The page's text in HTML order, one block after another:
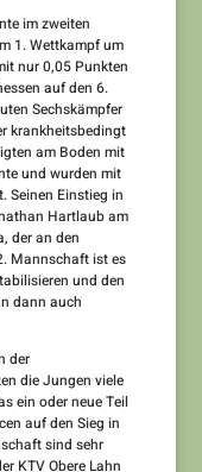
im zweiten
1. Wettkampf um
nur 0,05 Punkten
auf den 6.
Sechskämpfer
krankheitsbedingt
am Boden mit
und wurden mit
Seinen Einstieg in
Hartlaub am
der an den
Mannschaft ist es
und den
dann auch
der
die Jungen viele
ein oder neue Teil
auf den Sieg in
sind sehr
KTV Obere Lahn